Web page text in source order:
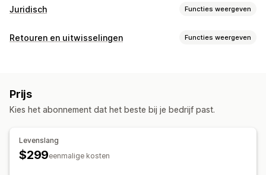
Juridisch Functies weergeven
Compliance
Aanpassing
Selectievakjes
Pop-ups
Kleur en lettertype
Retouren en uitwisselingen Functies weergeven
Retourbeheer
Prijs
Kies het abonnement dat het beste bij je bedrijf past.
Levenslang
$299eenmalige kosten